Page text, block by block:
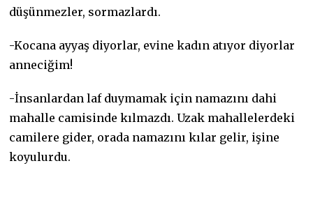
düşünmezler, sormazlardı.
-Kocana ayyaş diyorlar, evine kadın atıyor diyorlar
anneciğim!
-İnsanlardan laf duymamak için namazını dahi
mahalle camisinde kılmazdı. Uzak mahallelerdeki
camilere gider, orada namazını kılar gelir, işine
koyulurdu.